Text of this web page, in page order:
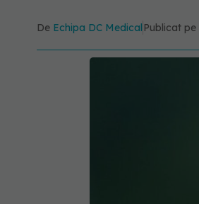
De Echipa DC Medical Publicat pe